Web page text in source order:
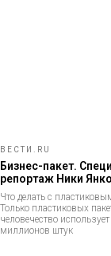
ВЕСТИ.RU
Бизнес-пакет.
репортаж Ники
Что делать с
Только пластиковых
человечество
миллионов штук